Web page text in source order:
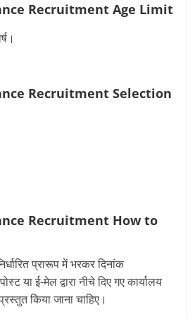
RecruitmentAge Limit
RecruitmentSelection
Recruitment How to
प्रारूप में भरकर दिनांक
या ई-मेल द्वारा नीचे दिए गए कार्यालय
किया जाना चाहिए।